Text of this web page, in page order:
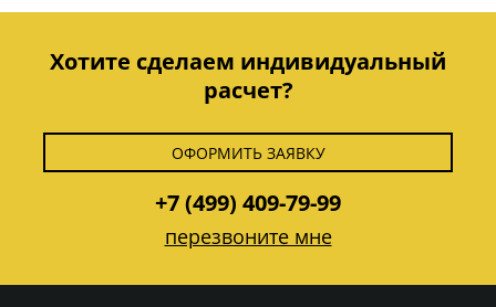
Хотите сделаем индивидуальный
расчет?
ОФОРМИТЬ ЗАЯВКУ
+7 (499) 409-79-99
перезвоните мне